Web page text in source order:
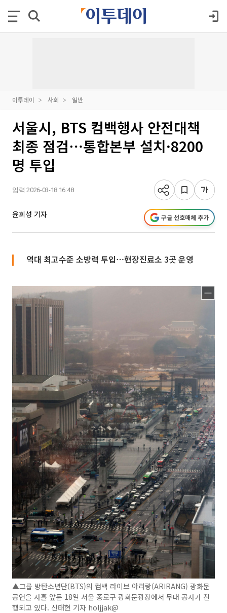
이투데이 사회 일반
서울시, BTS 컴백행사 안전대책
최종 점검⋯통합본부 설치·8200
명 투입
입력 2026-03-18 16:48
윤희성 기자 구글 선호매체 추가
역대 최고수준 소방력 투입⋯현장진료소 3곳 운영
▲그룹 방탄소년단(BTS)의 컴백 라이브 아리랑(ARIRANG) 광화문
공연을 사흘 앞둔 18일 서울 종로구 광화문광장에서 무대 공사가 진
행되고 있다. 신태현 기자 holjjak@